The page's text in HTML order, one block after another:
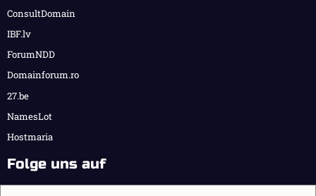
ConsultDomain
IBF.lv
ForumNDD
Domainforum.ro
27.be
NamesLot
Hostmaria
Folge uns auf